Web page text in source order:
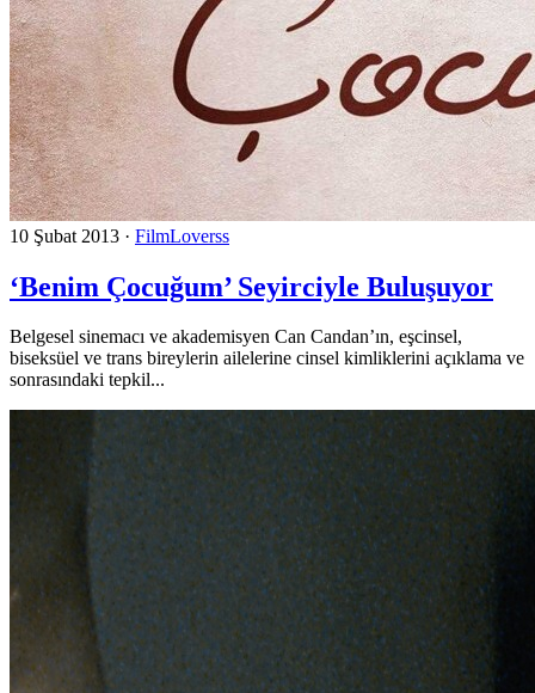
10 Şubat 2013 · FilmLoverss
‘Benim Çocuğum’ Seyirciyle Buluşuyor
Belgesel sinemacı ve akademisyen Can Candan’ın, eşcinsel,
biseksüel ve trans bireylerin ailelerine cinsel kimliklerini açıklama ve
sonrasındaki tepkil...